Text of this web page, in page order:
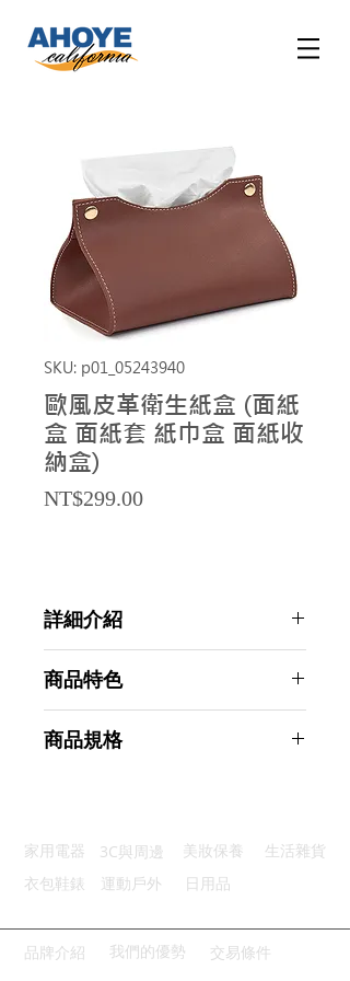
SKU: p01_05243940
歐風皮革衛生紙盒 (面紙
盒 面紙套 紙巾盒 面紙收
納盒)
NT$299.00Price
詳細介紹
商品特色
抽紙順暢：內層設計順暢不卡紙
商品規格
主要材質：皮革
商品尺寸：20*13*2cm
產地名稱：中國大陸
代理商：亞桓有限公司
家用電器 3C與周邊 美妝保養
生活雜貨
衣包鞋錶
運動戶外 日用品
品牌介紹 我們的優勢 交易條件